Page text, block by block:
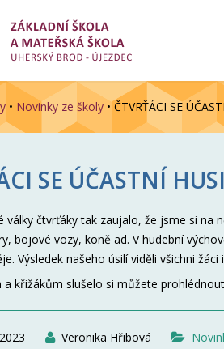
• Novinky ze školy •ČTVRŤÁCI SE
SE ÚČASTNÍ
války čtvrťáky tak zaujalo, že jsme si na
bojové vozy, koně ad. V hudební
Výsledek našeho úsilí viděli všichni
a křižákům slušelo si můžete
Veronika Hřibová